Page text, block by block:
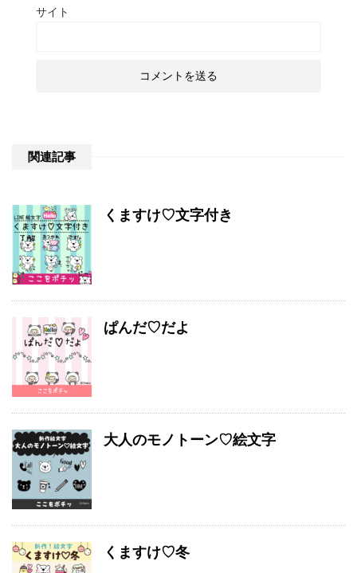
サイト
関連記事
くますけ♡文字付き
ぱんだ♡だよ
大人のモノトーン♡絵文字
くますけ♡冬